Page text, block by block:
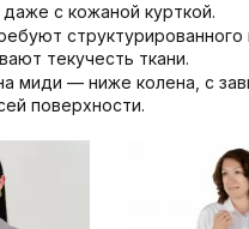
с кожаной курткой.
текучесть ткани.
миди — ниже колена, с
поверхности.